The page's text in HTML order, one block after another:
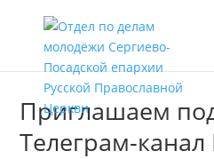
Приглашаем
Телеграм-